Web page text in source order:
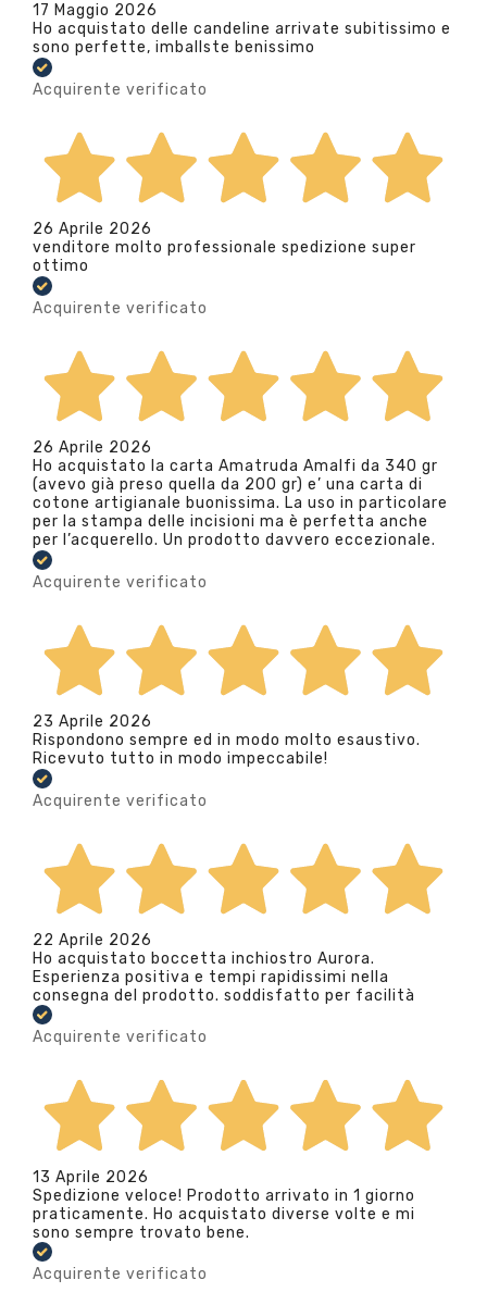
17 Maggio 2026
Ho acquistato delle candeline arrivate subitissimo e
sono perfette, imballste benissimo
Acquirente verificato
26 Aprile 2026
venditore molto professionale spedizione super
ottimo
Acquirente verificato
26 Aprile 2026
Ho acquistato la carta Amatruda Amalfi da 340 gr
(avevo già preso quella da 200 gr) e’ una carta di
cotone artigianale buonissima. La uso in particolare
per la stampa delle incisioni ma è perfetta anche
per l’acquerello. Un prodotto davvero eccezionale.
Acquirente verificato
23 Aprile 2026
Rispondono sempre ed in modo molto esaustivo.
Ricevuto tutto in modo impeccabile!
Acquirente verificato
22 Aprile 2026
Ho acquistato boccetta inchiostro Aurora.
Esperienza positiva e tempi rapidissimi nella
consegna del prodotto. soddisfatto per facilità
Acquirente verificato
13 Aprile 2026
Spedizione veloce! Prodotto arrivato in 1 giorno
praticamente. Ho acquistato diverse volte e mi
sono sempre trovato bene.
Acquirente verificato